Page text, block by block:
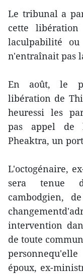
Le tribunal a
cette
laculpabilité
n'entraînait pas
En août, le
libération de
heuressi les
pas appel de
Pheaktra, un
L'octogénaire,
sera tenue
cambodgien,
intervention
de toute
époux, ex-